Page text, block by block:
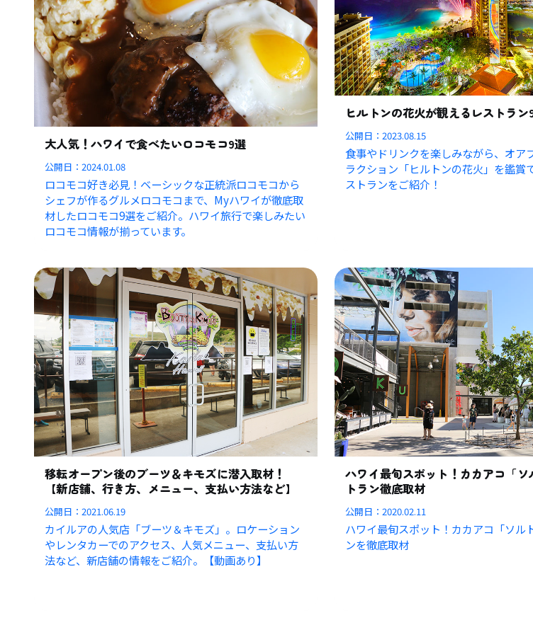
大人気！ハワイで食べたいロコモコ9選
公開日：2024.01.08
ロコモコ好き必見！ベーシックな正統派ロコモコから
シェフが作るグルメロコモコまで、Myハワイが徹底取
材したロコモコ9選をご紹介。ハワイ旅行で楽しみたい
ロコモコ情報が揃っています。
ヒルトンの花火が観えるレストラン
公開日：2023.08.15
食事やドリンクを楽しみながら、オア
ラクション「ヒルトンの花火」を鑑賞
ストランをご紹介！
移転オープン後のブーツ＆キモズに潜入取材！
【新店舗、行き方、メニュー、支払い方法など】
公開日：2021.06.19
カイルアの人気店「ブーツ＆キモズ」。ロケーション
やレンタカーでのアクセス、人気メニュー、支払い方
法など、新店舗の情報をご紹介。【動画あり】
ハワイ最旬スポット！カカアコ「ソ
トラン徹底取材
公開日：2020.02.11
ハワイ最旬スポット！カカアコ「ソル
ンを徹底取材